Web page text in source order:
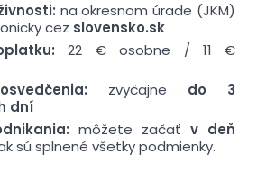
na okresnom úrade (JKM)
cez slovensko.sk
22 € osobne / 11 €
zvyčajne do 3
dní
môžete začaťv deň
sú splnené všetky podmienky.